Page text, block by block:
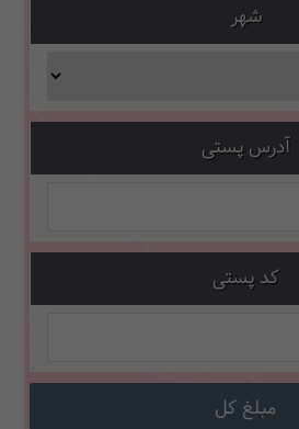
شهر
آدرس پستی
کد پستی
مبلغ کل